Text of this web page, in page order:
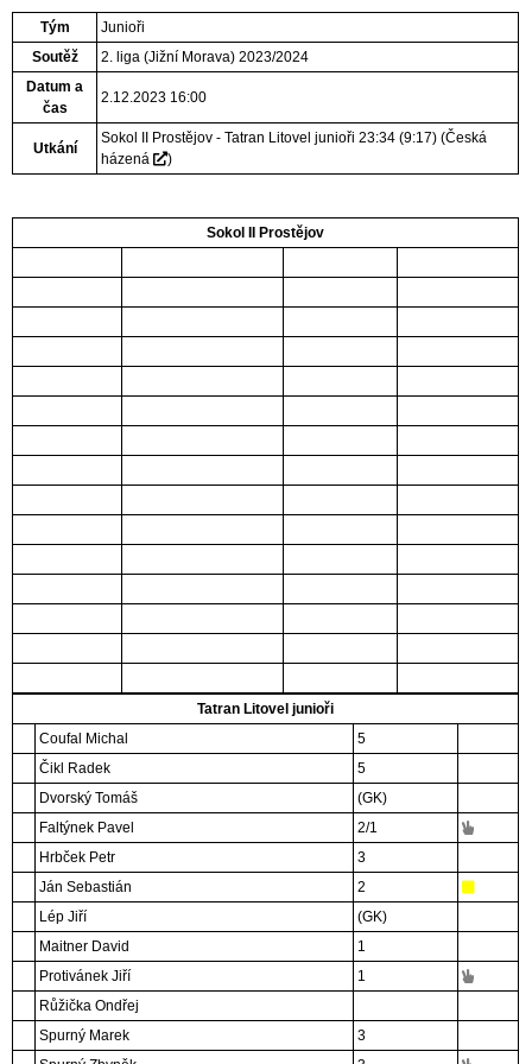
Tým
Junioři
Soutěž
2. liga (Jižní Morava) 2023/2024
Datum a
čas
2.12.2023 16:00
Utkání
Sokol II Prostějov - Tatran Litovel junioři 23:34 (9:17)(Česká
házená
)
Sokol II Prostějov
Tatran Litovel junioři
Coufal Michal
5
Čikl Radek
5
Dvorský Tomáš
(GK)
Faltýnek Pavel
2/1
Hrbček Petr
3
Ján Sebastián
2
Lép Jiří
(GK)
Maitner David
1
Protivánek Jiří
1
Růžička Ondřej
Spurný Marek
3